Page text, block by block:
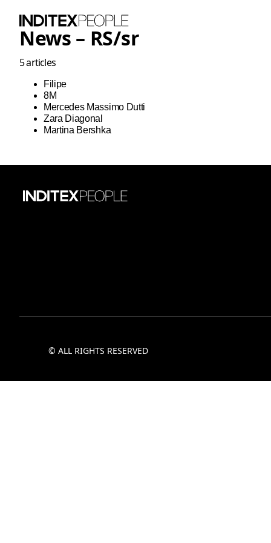
News – RS/sr
5articles
Filipe
8M
Mercedes Massimo Dutti
Zara Diagonal
Martina Bershka
© ALL RIGHTS RESERVED